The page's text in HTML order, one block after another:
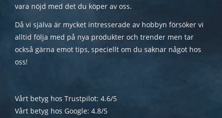
vara nöjd med det du köper av oss.
Då vi själva är mycket intresserade av hobbyn försöker vi
alltid följa med på nya produkter och trender men tar
också gärna emot tips, speciellt om du saknar något hos
oss!
Vårt betyg hos Trustpilot: 4.6/5
Vårt betyg hos Google: 4.8/5